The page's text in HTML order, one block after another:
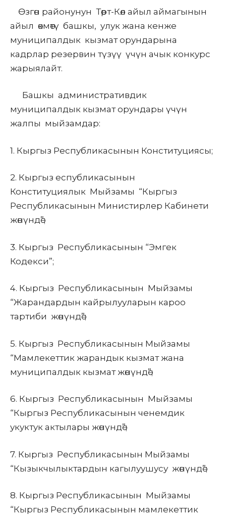
Өзгөн районунун Төрт-Көл айыл аймагынын
айыл өкмөтү башкы, улук жана кенже
муниципалдык кызмат орундарына
кадрлар резервин түзүү үчүн ачык конкурс
жарыялайт.
Башкы административдик
муниципалдык кызмат орундары үчүн
жалпы мыйзамдар:
1. Кыргыз Республикасынын Конституциясы;
2. Кыргыз еспубликасынын
Конституциялык Мыйзамы “Кыргыз
Республикасынын Министирлер Кабинети
жөнүндө”;
3. Кыргыз Республикасынын “Эмгек
Кодекси”;
4. Кыргыз Республикасынын Мыйзамы
“Жарандардын кайрылууларын кароо
тартиби жөнүндө”;
5. Кыргыз Республикасынын Мыйзамы
“Мамлекеттик жарандык кызмат жана
муниципалдык кызмат жөнүндө”;
6. Кыргыз Республикасынын Мыйзамы
“Кыргыз Республикасынын ченемдик
укуктук актылары жөнүндө”;
7. Кыргыз Республикасынын Мыйзамы
“Кызыкчылыктардын кагылуушусу жөнүндө”;
8. Кыргыз Республикасынын Мыйзамы
“Кыргыз Республикасынын мамлекеттик